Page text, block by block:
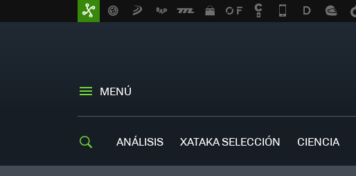
MENÚ
ANÁLISIS XATAKA SELECCIÓN CIENCIA